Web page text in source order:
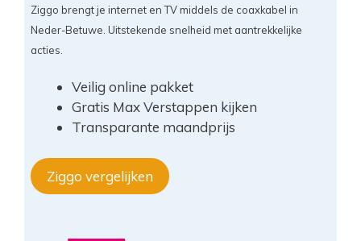
Ziggo brengt je internet en TV middels de coaxkabel in
Neder-Betuwe. Uitstekende snelheid met aantrekkelijke
acties.
Veilig online pakket
Gratis Max Verstappen kijken
Transparante maandprijs
Ziggo vergelijken